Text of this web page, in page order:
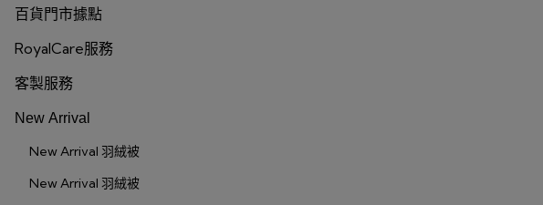
百貨門市據點
RoyalCare服務
客製服務
New Arrival
New Arrival 羽絨被
New Arrival 羽絨被